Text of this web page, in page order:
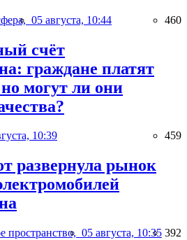
05 августа, 10:44 460
счёт
граждане платят
могут ли они
10:39 459
развернула рынок
пространство, 05 августа, 10:35 392